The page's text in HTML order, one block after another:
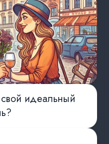
идеальный